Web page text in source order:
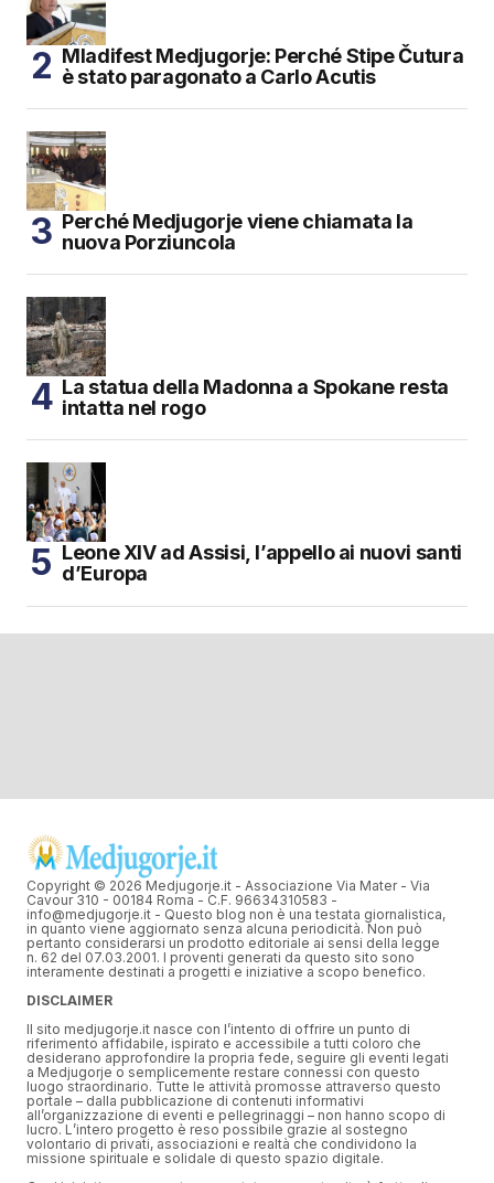
Mladifest Medjugorje: Perché Stipe Čutura
è stato paragonato a Carlo Acutis
Perché Medjugorje viene chiamata la
nuova Porziuncola
La statua della Madonna a Spokane resta
intatta nel rogo
Leone XIV ad Assisi, l’appello ai nuovi santi
d’Europa
Copyright © 2026 Medjugorje.it - Associazione Via Mater - Via
Cavour 310 - 00184 Roma - C.F. 96634310583 -
info@medjugorje.it - Questo blog non è una testata giornalistica,
in quanto viene aggiornato senza alcuna periodicità. Non può
pertanto considerarsi un prodotto editoriale ai sensi della legge
n. 62 del 07.03.2001. I proventi generati da questo sito sono
interamente destinati a progetti e iniziative a scopo benefico.
DISCLAIMER
Il sito medjugorje.it nasce con l’intento di offrire un punto di
riferimento affidabile, ispirato e accessibile a tutti coloro che
desiderano approfondire la propria fede, seguire gli eventi legati
a Medjugorje o semplicemente restare connessi con questo
luogo straordinario. Tutte le attività promosse attraverso questo
portale – dalla pubblicazione di contenuti informativi
all’organizzazione di eventi e pellegrinaggi – non hanno scopo di
lucro. L’intero progetto è reso possibile grazie al sostegno
volontario di privati, associazioni e realtà che condividono la
missione spirituale e solidale di questo spazio digitale.